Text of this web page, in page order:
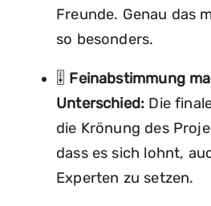
Freunde. Genau das
so besonders.
🎚️ Feinabstimmung
Unterschied: Die
die Krönung des
dass es sich lohnt,
Experten zu setzen.
Anfrage für
Besuch unseres
Heimkinos